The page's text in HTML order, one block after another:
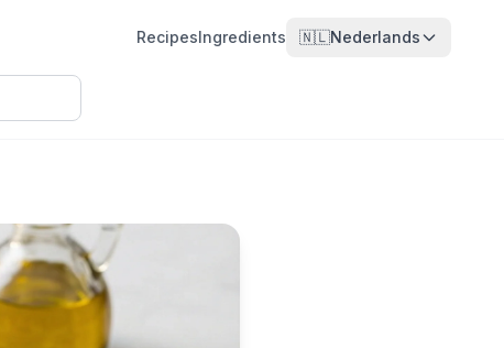
RecipesIngredients 🇳🇱Nederlands